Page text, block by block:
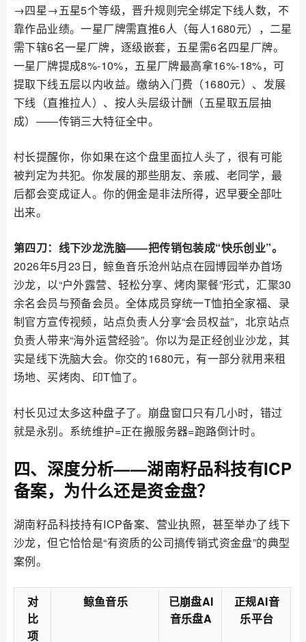
→四星→五星5个等级，晋升规则完全绑定下线人数，不
靠作品业绩。一星厂牌需直推6人（每人1680元），二星
需下辖6名一星厂牌，逐级嵌套，五星需6名四星厂牌。
一星厂牌提成8%-10%，五星厂牌最高拿16%-18%，可
提取下线五层以内收益。缴纳入门费（1680元）、发展
下线（直推拉人）、按人头层级计酬（五星取五层抽
成）——传销三大特征全中。
村长提醒你，你如果在这个盘里面拉人头了，很有可能
被判定为共犯。你发展的那些朋友、亲戚、老同学，最
后都会变成证人。你的佣金是非法所得，迟早要全部吐
出来。
第四刀：线下沙龙洗脑——把传销包装成“快乐创业”。
2026年5月23日，鲸鱼音乐沧州站点在园博园举办首场
沙龙，以“户外露营、轻松分享、烤肉聚餐”形式，汇聚30
余名会员与预备会员。全体成员穿统一T恤拍全家福、录
制官方宣传视频，站点负责人分享“会员权益”，北京站点
负责人带来“海外运营经验”。你以为是正经创业沙龙，其
实是线下洗脑大会。你交的1680元，有一部分就用来租
场地、买烤肉、印T恤了。
村长见过太多这种盘子了。崩盘窗口只有几小时，错过
就是永别。系统维护=正在搬服务器=跑路倒计时。
四、深度分析——湖南籽品科技有ICP
备案，为什么还是资金盘？
湖南籽品科技持有ICP备案、营业执照，甚至举办了线下
沙龙，但它恰恰是“有资质的公司搞传销式资金盘”的典型
案例。
对
比
项
鲸鱼音乐
已崩盘AI
音乐盘A
正规AI音
乐平台